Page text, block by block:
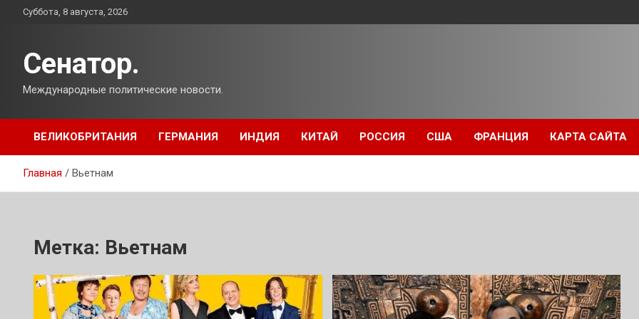
ПерейтиСуббота, 8 августа, 2026
Сенатор.
Международные политические новости.
ВЕЛИКОБРИТАНИЯ ГЕРМАНИЯ ИНДИЯ КИТАЙ РОССИЯ США ФРАНЦИЯ КАРТА САЙТА
Главная Вьетнам
Метка: Вьетнам